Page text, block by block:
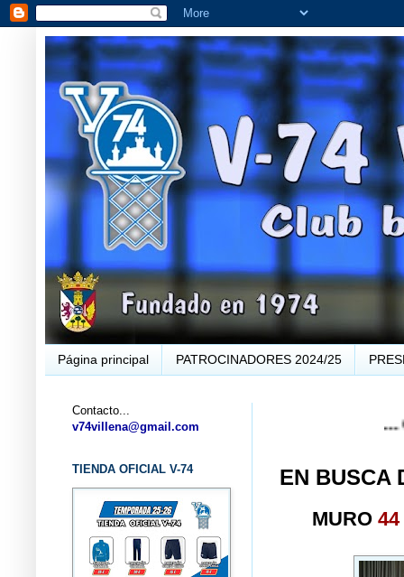
Página principal PATROCINADORES 2024/25
... CLUB
EN BUSCA
MURO 44
Contacto...
v74villena@gmail.com
TIENDA OFICIAL V-74